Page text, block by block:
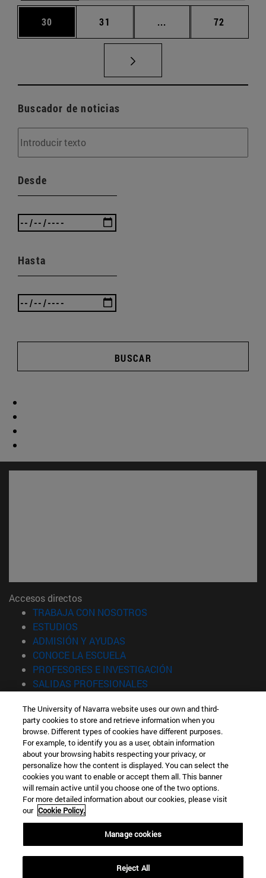
Página
30 Página
31 ... Páginas intermedias
Página
72
Buscador de noticias
Desde
Hasta
BUSCAR
Accesos directos
TRABAJA CON NOSOTROS
ESTUDIOS
ADMISIÓN Y AYUDAS
CONOCE LA ESCUELA(abre en nueva ventana)
PROFESORES E INVESTIGACIÓN
SALIDAS PROFESIONALES
Información
TFNO +34 943 21 98 77
¿QUÉ GRADO TE INTERESA?
¿QUÉ MÁSTER TE INTERESA?
© Universidad de Navarra
Información legal
Accesibilidad
Configuración de cookies
Localizador de campus
The University of Navarra website uses our own and third-
party cookies to store and retrieve information when you
browse. Different types of cookies have different purposes.
For example, to identify you as a user, obtain information
about your browsing habits respecting your privacy, or
personalize how the content is displayed. You can select the
cookies you want to enable or accept them all. This banner
will remain active until you choose one of the two options.
For more detailed information about our cookies, please visit
our Cookie Policy.
Manage cookies
Reject All